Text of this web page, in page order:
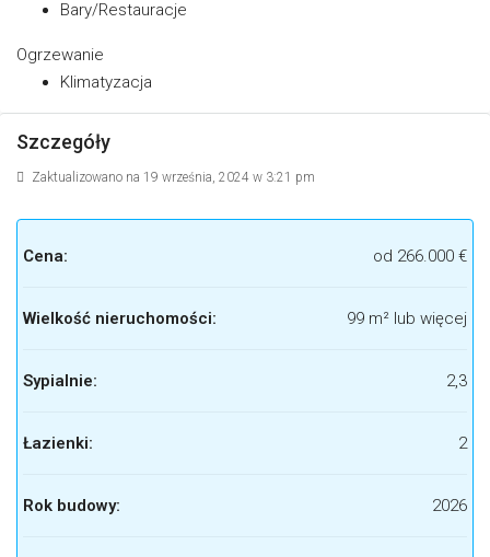
Bary/Restauracje
Ogrzewanie
Klimatyzacja
Szczegóły
Zaktualizowano na 19 września, 2024 w 3:21 pm
Cena: od 266.000 €
Wielkość nieruchomości: 99 m² lub więcej
Sypialnie: 2,3
Łazienki: 2
Rok budowy: 2026